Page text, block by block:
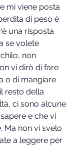
mi viene posta
di peso è
una risposta
se volete
non
vi dirò di fare
o di mangiare
resto della
ci sono alcune
e che vi
Ma non vi svelo
a leggere per